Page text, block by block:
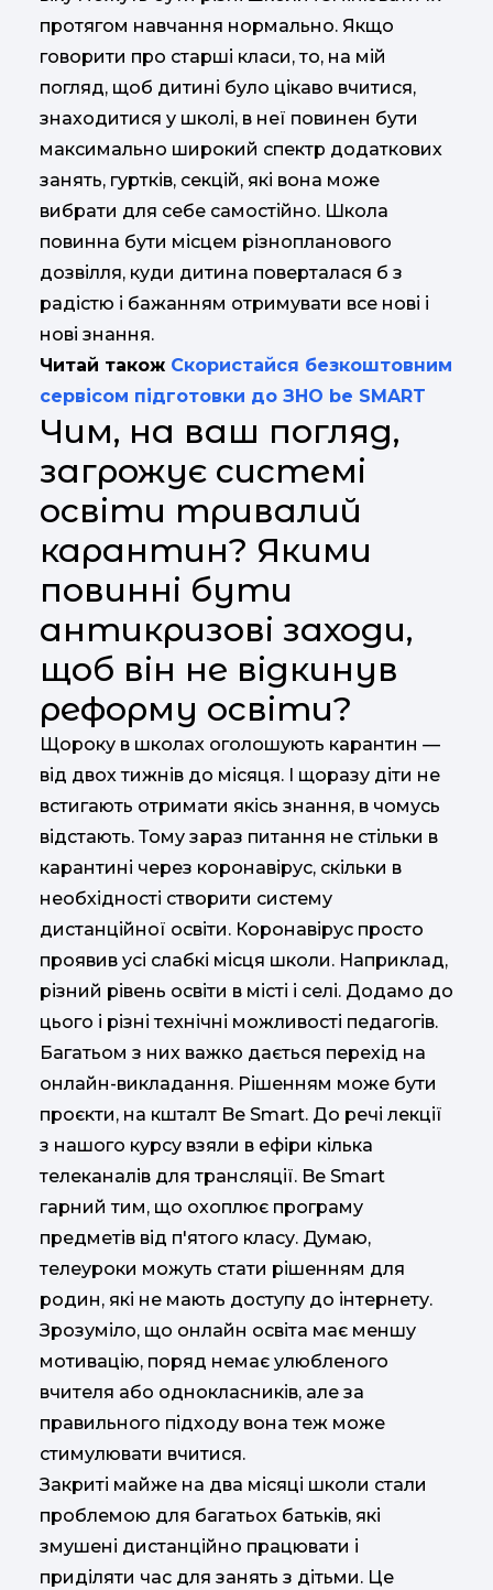
протягом навчання нормально. Якщо
говорити про старші класи, то, на мій
погляд, щоб дитині було цікаво вчитися,
знаходитися у школі, в неї повинен бути
максимально широкий спектр додаткових
занять, гуртків, секцій, які вона може
вибрати для себе самостійно. Школа
повинна бути місцем різнопланового
дозвілля, куди дитина поверталася б з
радістю і бажанням отримувати все нові і
нові знання.
Читай також Скористайся безкоштовним
сервісом підготовки до ЗНО be SMART
Чим, на ваш погляд,
загрожує системі
освіти тривалий
карантин? Якими
повинні бути
антикризові заходи,
щоб він не відкинув
реформу освіти?
Щороку в школах оголошують карантин —
від двох тижнів до місяця. І щоразу діти не
встигають отримати якісь знання, в чомусь
відстають. Тому зараз питання не стільки в
карантині через коронавірус, скільки в
необхідності створити систему
дистанційної освіти. Коронавірус просто
проявив усі слабкі місця школи. Наприклад,
різний рівень освіти в місті і селі. Додамо до
цього і різні технічні можливості педагогів.
Багатьом з них важко дається перехід на
онлайн-викладання. Рішенням може бути
проєкти, на кшталт Be Smart. До речі лекції
з нашого курсу взяли в ефіри кілька
телеканалів для трансляції. Be Smart
гарний тим, що охоплює програму
предметів від п'ятого класу. Думаю,
телеуроки можуть стати рішенням для
родин, які не мають доступу до інтернету.
Зрозуміло, що онлайн освіта має меншу
мотивацію, поряд немає улюбленого
вчителя або однокласників, але за
правильного підходу вона теж може
стимулювати вчитися.
Закриті майже на два місяці школи стали
проблемою для багатьох батьків, які
змушені дистанційно працювати і
приділяти час для занять з дітьми. Це